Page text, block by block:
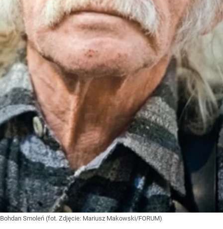
Bohdan Smoleń (fot. Zdjęcie: Mariusz Makowski/FORUM)